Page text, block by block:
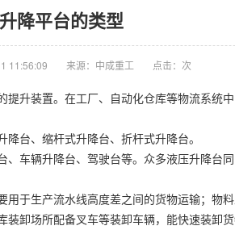
降平台的类型
11:56:09 来源：中成重工 点击： 次
升装置。在工厂、自动化仓库等物流系统
台、缩杆式升降台、折杆式升降台。
车辆升降台、驾驶台等。众多液压升降台
于生产流水线高度差之间的货物运输；物
卸场所配备叉车等装卸车辆，能快速装卸货